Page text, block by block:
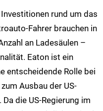
rund um das
Fahrer brauchen in
an Ladesäulen –
Eaton ist ein
entscheidende Rolle bei
Ausbau der US-
die US-Regierung im